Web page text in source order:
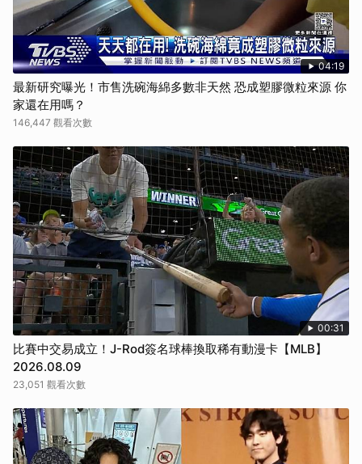
04:19
最新研究曝光！市售洗碗海綿多數非天然 恐成塑膠微粒來源 你
家還在用嗎？
146,447 觀看次數
00:31
比賽中交易成立！J-Rod簽名球棒換取稀有動漫卡【MLB】
2026.08.09
23,051 觀看次數